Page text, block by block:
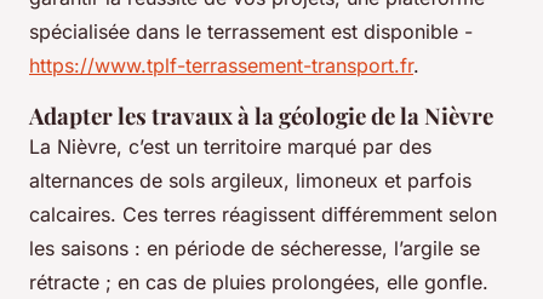
spécialisée dans le terrassement est disponible -
https://www.tplf-terrassement-transport.fr.
Adapter les travaux à la géologie de la Nièvre
La Nièvre, c’est un territoire marqué par des
alternances de sols argileux, limoneux et parfois
calcaires. Ces terres réagissent différemment selon
les saisons : en période de sécheresse, l’argile se
rétracte ; en cas de pluies prolongées, elle gonfle.